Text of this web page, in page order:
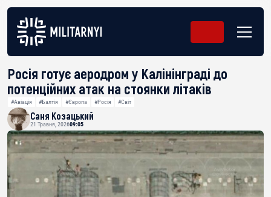
Росія готує аеродром у Калінінграді до
потенційних атак на стоянки літаків
#Авіація #Балтія #Європа #Росія #Світ
Саня Козацький
21 Травня, 202609:05